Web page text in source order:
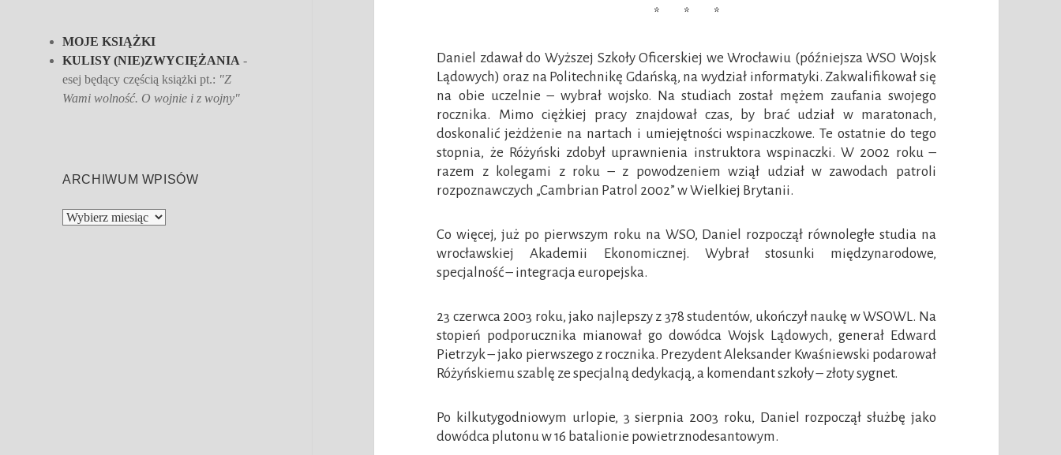
MOJE KSIĄŻKI
KULISY (NIE)ZWYCIĘŻANIA -
esej będący częścią książki pt.: "Z
Wami wolność. O wojnie i z wojny"
ARCHIWUM WPISÓW
Archiwum
* * *
Daniel zdawał do Wyższej Szkoły Oficerskiej we Wrocławiu (późniejsza WSO Wojsk
Lądowych) oraz na Politechnikę Gdańską, na wydział informatyki. Zakwalifikował się
na obie uczelnie – wybrał wojsko. Na studiach został mężem zaufania swojego
rocznika. Mimo ciężkiej pracy znajdował czas, by brać udział w maratonach,
doskonalić jeżdżenie na nartach i umiejętności wspinaczkowe. Te ostatnie do tego
stopnia, że Różyński zdobył uprawnienia instruktora wspinaczki. W 2002 roku –
razem z kolegami z roku – z powodzeniem wziął udział w zawodach patroli
rozpoznawczych „Cambrian Patrol 2002” w Wielkiej Brytanii.
Co więcej, już po pierwszym roku na WSO, Daniel rozpoczął równoległe studia na
wrocławskiej Akademii Ekonomicznej. Wybrał stosunki międzynarodowe,
specjalność – integracja europejska.
23 czerwca 2003 roku, jako najlepszy z 378 studentów, ukończył naukę w WSOWL. Na
stopień podporucznika mianował go dowódca Wojsk Lądowych, generał Edward
Pietrzyk – jako pierwszego z rocznika. Prezydent Aleksander Kwaśniewski podarował
Różyńskiemu szablę ze specjalną dedykacją, a komendant szkoły – złoty sygnet.
Po kilkutygodniowym urlopie, 3 sierpnia 2003 roku, Daniel rozpoczął służbę jako
dowódca plutonu w 16 batalionie powietrznodesantowym.